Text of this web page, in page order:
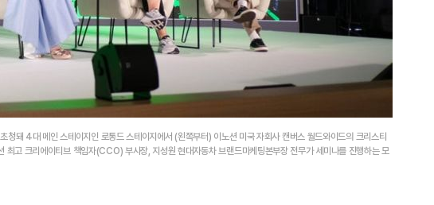
돼 4대 메인 스테이지인 로통드 스테이지에서 (왼쪽부터) 이노션 미국 자회사 캔버스 월드와이드의 크리스티
최고 크리에이티브 책임자(CCO) 부사장, 지성원 현대자동차 브랜드마케팅본부장 전무가 세미나를 진행하는 모